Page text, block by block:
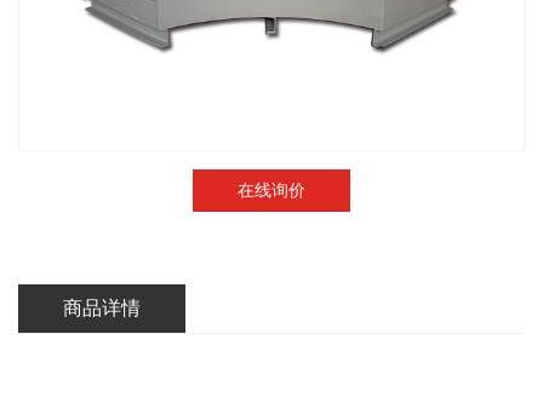
在线询价
商品详情